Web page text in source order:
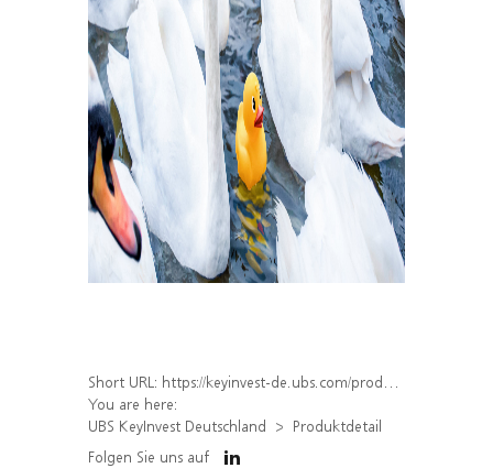
Short URL: https://keyinvest-de.ubs.com/produkt/detail/index/isin/DE000WA198R9
You are here:
UBS KeyInvest Deutschland
Produktdetail
Folgen Sie uns auf